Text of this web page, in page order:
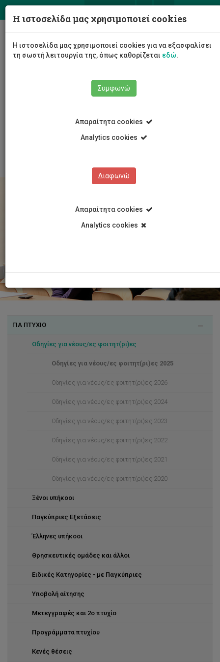
Οδηγίες για νέους/ες φοιτητ(ρι)ες
Οδηγίες για νέους/ες φοιτητ(ρι)ες 2025
Όλες οι πληροφορίες σε μορφή εντύπου 2025
ΓΙΑ ΠΤΥΧΙΟ
Οδηγίες για νέους/ες φοιτητ(ρι)ες
Οδηγίες για νέους/ες φοιτητ(ρι)ες 2025
Οδηγίες για νέους/ες φοιτητ(ρι)ες 2026
Οδηγίες για νέους/ες φοιτητ(ρι)ες 2024
Οδηγίες για νέους/ες φοιτητ(ρι)ες 2023
Οδηγίες για νέους/ες φοιτητ(ρι)ες 2022
Οδηγίες για νέους/ες φοιτητ(ρι)ες 2021
Οδηγίες για νέους/ες φοιτητ(ρι)ες 2020
Ξένοι υπήκοοι
Παγκύπριες Εξετάσεις
Έλληνες υπήκοοι
Θρησκευτικές ομάδες και άλλοι
Ειδικές Κατηγορίες - με Παγκύπριες
Υποβολή αίτησης
Μετεγγραφές και 2ο πτυχίο
Προγράμματα πτυχίου
Κενές θέσεις
Η ιστοσελίδα μας χρησιμοποιεί cookies
Η ιστοσελίδα μας χρησιμοποιεί cookies για να εξασφαλίσει
τη σωστή λειτουργία της, όπως καθορίζεται εδώ.
Συμφωνώ
Απαραίτητα cookies
Analytics cookies
Διαφωνώ
Απαραίτητα cookies
Analytics cookies